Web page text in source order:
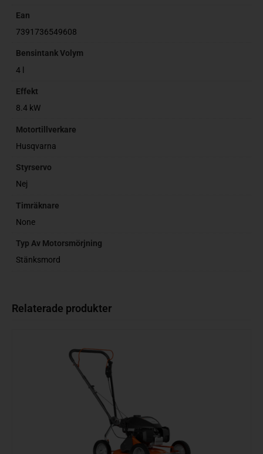
Ean
7391736549608
Bensintank Volym
4 l
Effekt
8.4 kW
Motortillverkare
Husqvarna
Styrservo
Nej
Timräknare
None
Typ Av Motorsmörjning
Stänksmord
Relaterade produkter